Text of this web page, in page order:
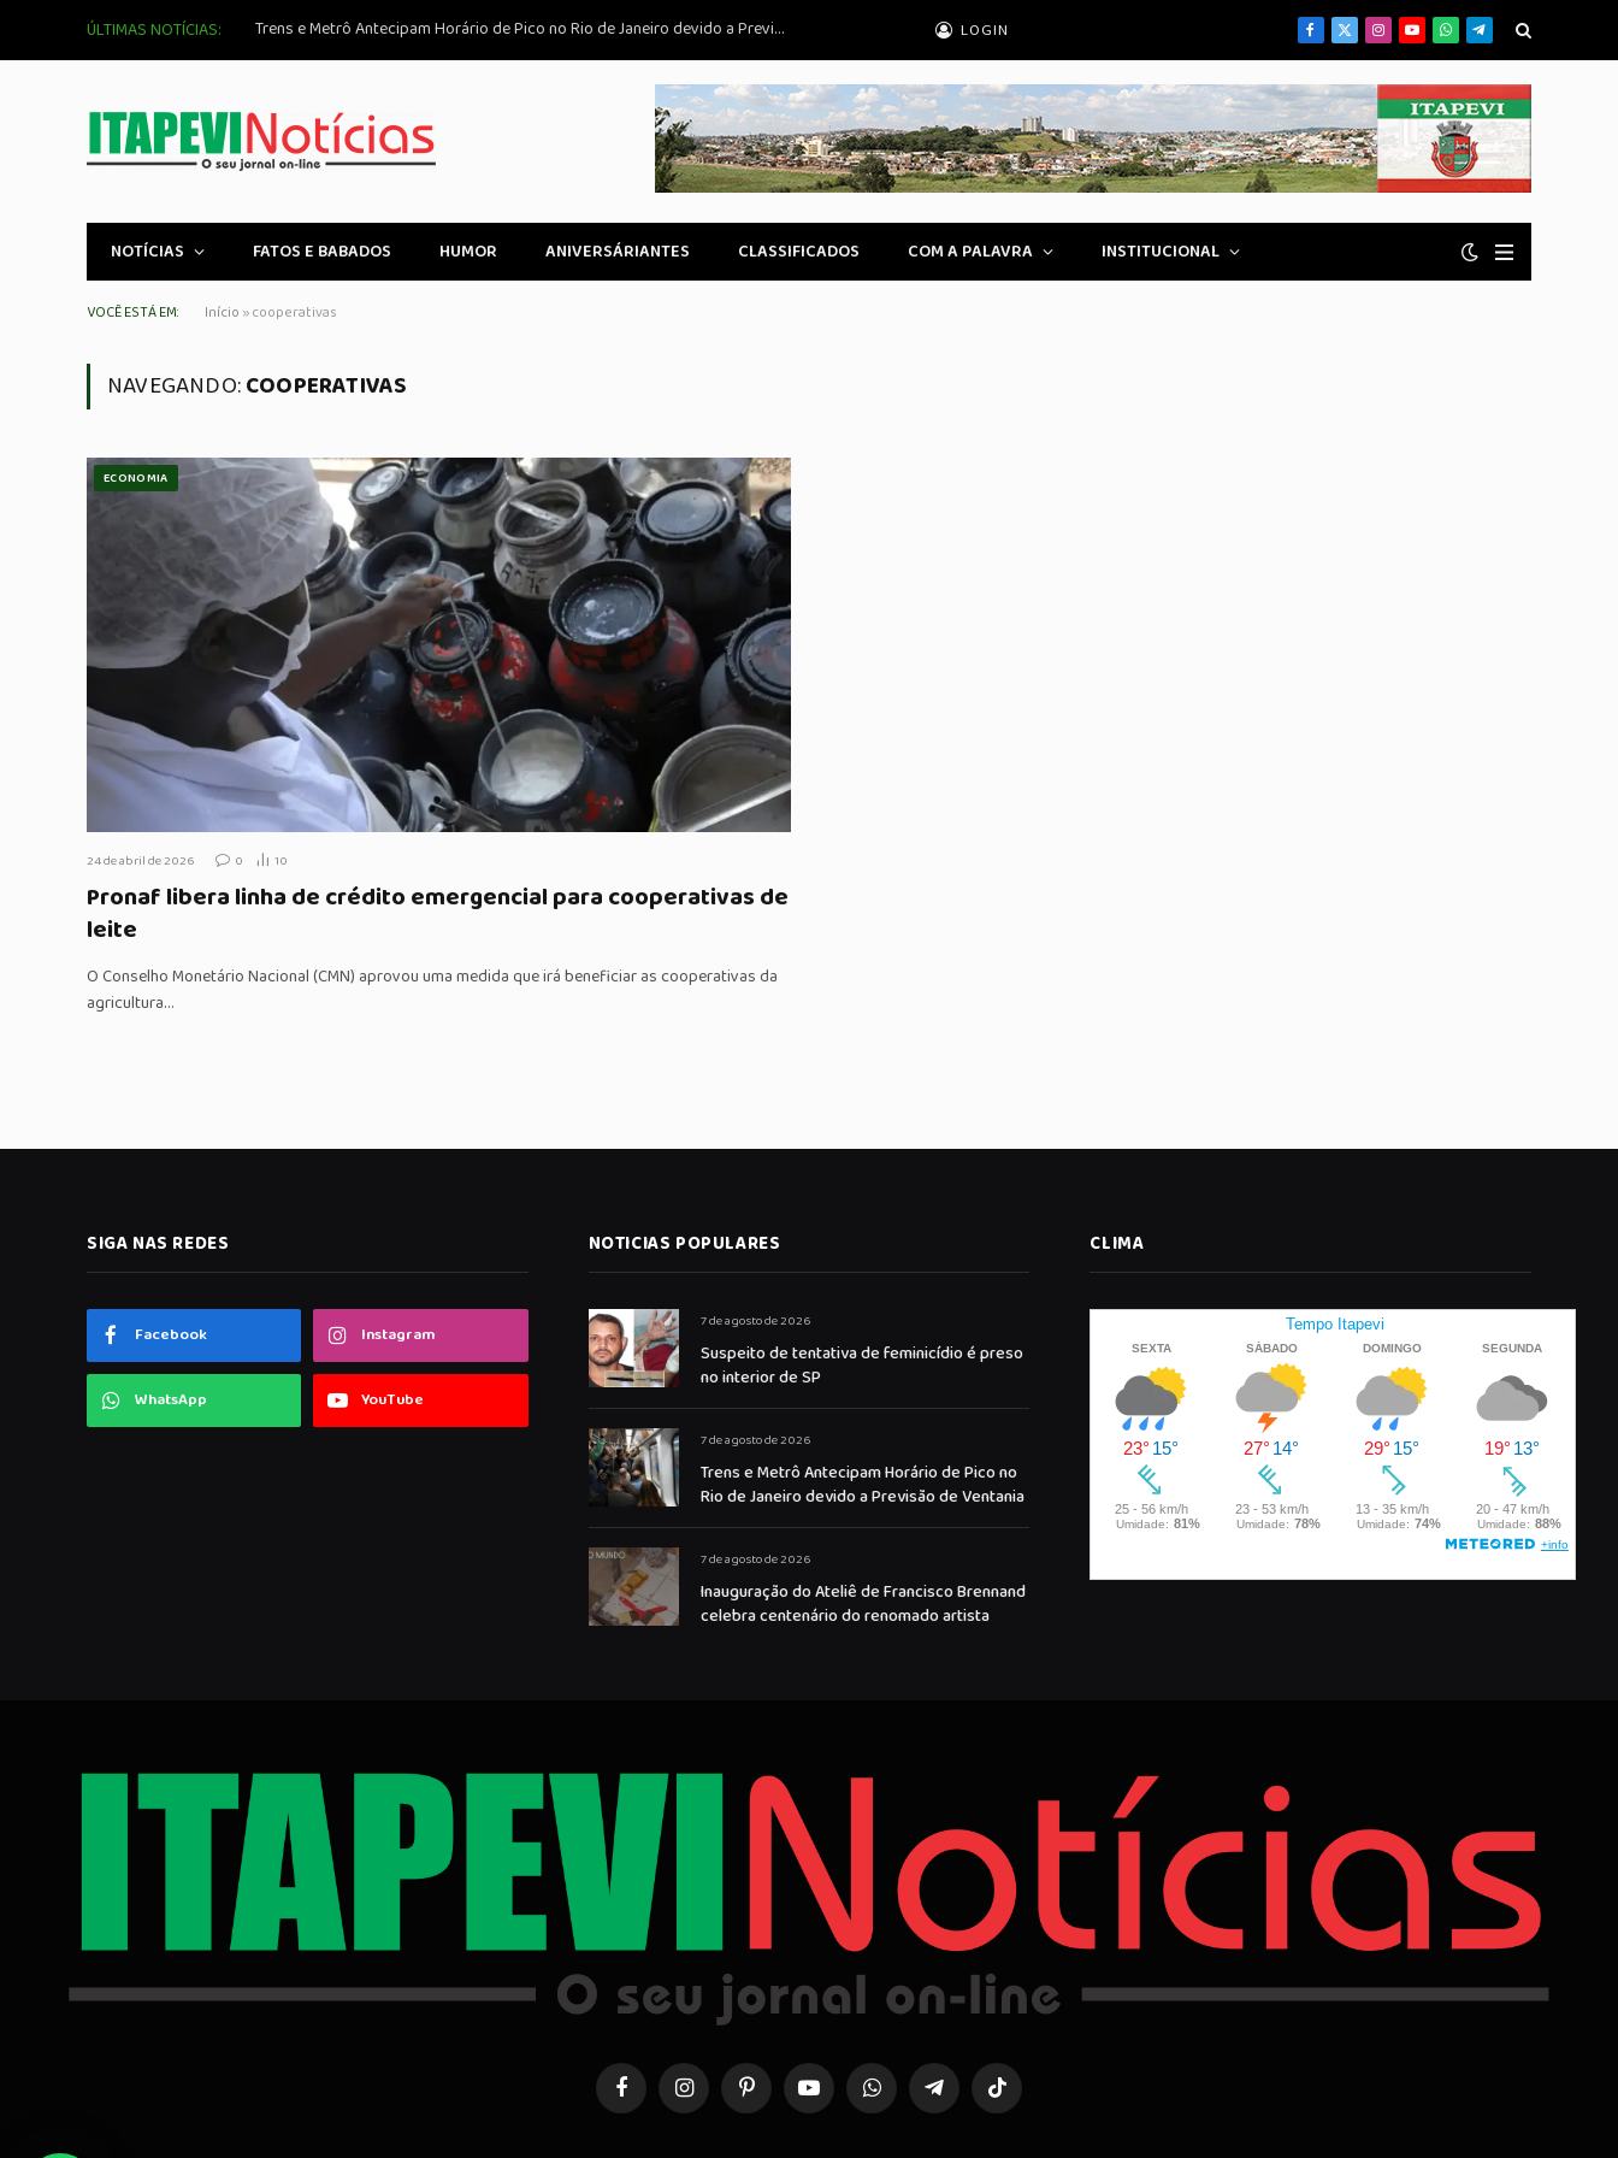
ÚLTIMAS NOTÍCIAS: Trens e Metrô Antecipam Horário de Pico no Rio de Janeiro devido a Previsão de Ventania LOGIN Facebook
X
(Twitter)
Instagram
YouTubeWhatsApp
Telegrama
NOTÍCIAS FATOS E BABADOS HUMOR ANIVERSÁRIANTES CLASSIFICADOS COM A PALAVRA INSTITUCIONAL
VOCÊ ESTÁ EM: Início »cooperativas
NAVEGANDO:COOPERATIVAS
ECONOMIA
24 de abril de 2026 0 10
Pronaf libera linha de crédito emergencial para cooperativas de
leite
O Conselho Monetário Nacional (CMN) aprovou uma medida que irá beneficiar as cooperativas da
agricultura…
SIGA NAS REDES
Facebook Instagram
WhatsApp YouTube
NOTICIAS POPULARES
7 de agosto de 2026
Suspeito de tentativa de feminicídio é preso
no interior de SP
7 de agosto de 2026
Trens e Metrô Antecipam Horário de Pico no
Rio de Janeiro devido a Previsão de Ventania
7 de agosto de 2026
Inauguração do Ateliê de Francisco Brennand
celebra centenário do renomado artista
CLIMA
FacebookInstagramPinterestYouTubeWhatsAppTelegramaTikTok